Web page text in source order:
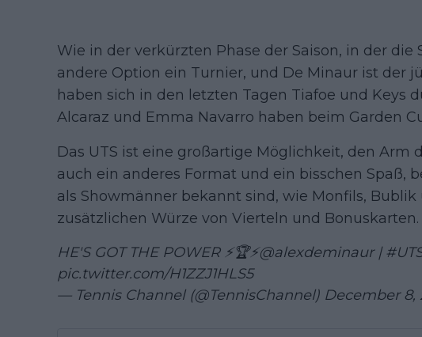
Wie in der verkürzten Phase der Saison, in der die
andere Option ein Turnier, und De Minaur ist der
haben sich in den letzten Tagen Tiafoe und Keys
Alcaraz und Emma Navarro haben beim Garden
Das UTS ist eine großartige Möglichkeit, den Arm
auch ein anderes Format und ein bisschen Spaß,
als Showmänner bekannt sind, wie Monfils,
zusätzlichen Würze von Vierteln und Bonuskarten.
HE'S GOT THE POWER ⚡🏆⚡@alexdeminaur|
pic.twitter.com/H1ZZJ1HLS5
— Tennis Channel (@TennisChannel) December 8,